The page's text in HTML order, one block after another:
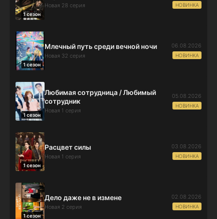
1 сезон
Новая 28 серия НОВИНКА
1 сезон
Млечный путь среди вечной ночи
Новая 32 серия
06.08.2026
НОВИНКА
1 сезон
Любимая сотрудница / Любимый
сотрудник
Новая 1 серия
05.08.2026
НОВИНКА
1 сезон
Расцвет силы
Новая 1 серия
03.08.2026
НОВИНКА
1 сезон
Дело даже не в измене
Новая 2 серия
02.08.2026
НОВИНКА